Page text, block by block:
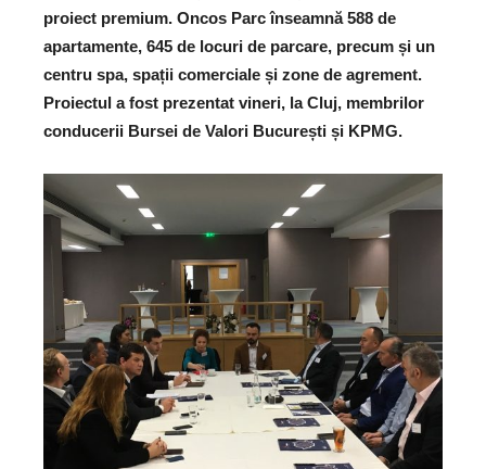
proiect premium. Oncos Parc înseamnă 588 de
apartamente, 645 de locuri de parcare, precum și un
centru spa, spații comerciale și zone de agrement.
Proiectul a fost prezentat vineri, la Cluj, membrilor
conducerii Bursei de Valori București și KPMG.